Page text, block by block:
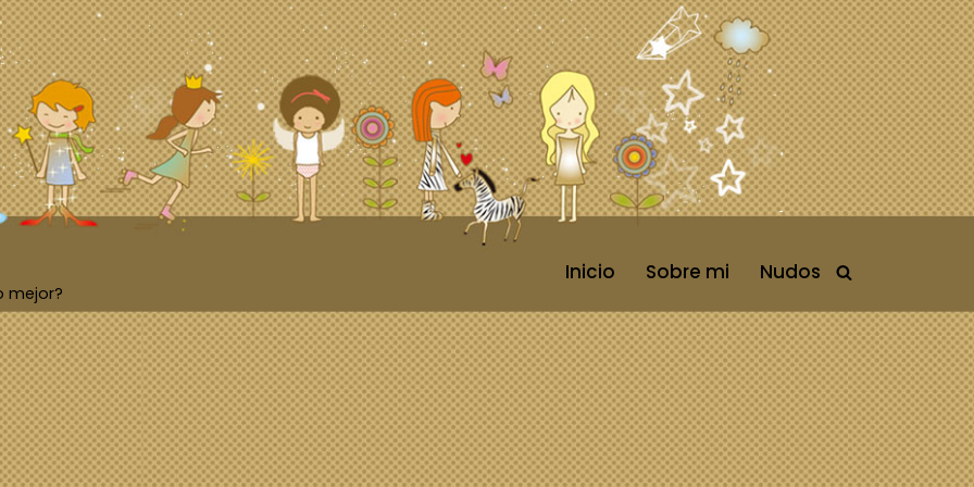
mejor?
Inicio Sobre mi Nudos